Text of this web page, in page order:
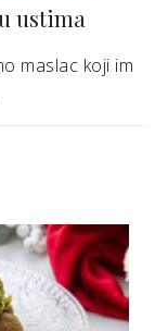
ustima
maslac koji im